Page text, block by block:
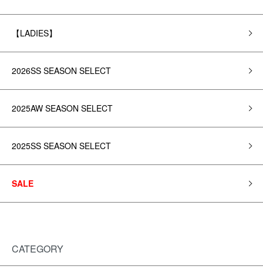
【LADIES】
2026SS SEASON SELECT
2025AW SEASON SELECT
2025SS SEASON SELECT
SALE
CATEGORY